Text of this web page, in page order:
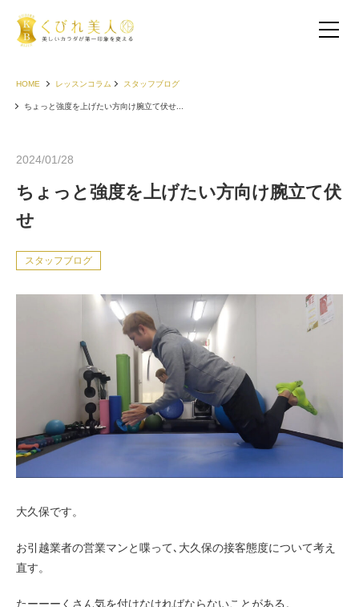
お客様の声（40代）
お客様の声（50代以上）
お客様の声（男性）
HOME レッスンコラム スタッフブログ
ちょっと強度を上げたい方向け腕立て伏せ...
2024/01/28
ちょっと強度を上げたい方向け腕立て伏
せ
スタッフブログ
大久保です。
お引越業者の営業マンと喋って､大久保の接客態度について考え
直す。
たーーーくさん気を付けなければならないことがある。